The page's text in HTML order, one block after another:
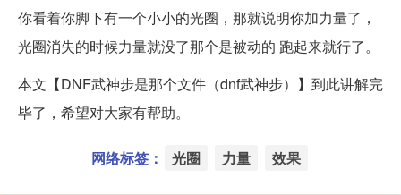
你看着你脚下有一个小小的光圈，那就说明你加力量了，
光圈消失的时候力量就没了那个是被动的 跑起来就行了。
本文【DNF武神步是那个文件（dnf武神步）】到此讲解完
毕了，希望对大家有帮助。
网络标签： 光圈 力量 效果